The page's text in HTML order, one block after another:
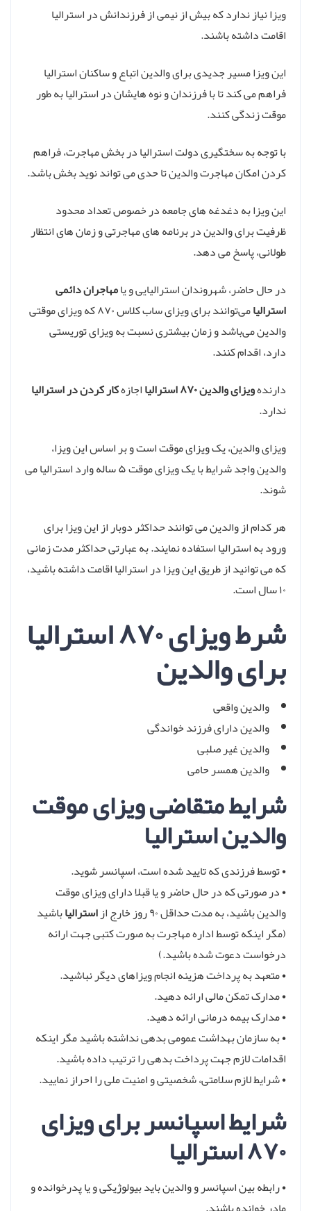
ویزا نیاز ندارد که بیش از نیمی از فرزندانش در استرالیا
اقامت داشته باشند.
این ویزا مسیر جدیدی برای والدین اتباع و ساکنان استرالیا
فراهم می کند تا با فرزندان و نوه هایشان در استرالیا به طور
موقت زندگی کنند.
با توجه به سختگیری دولت استرالیا در بخش مهاجرت، فراهم
کردن امکان مهاجرت والدین تا حدی می تواند نوید بخش باشد.
این ویزا به دغدغه های جامعه در خصوص تعداد محدود
ظرفیت برای والدین در برنامه های مهاجرتی و زمان های انتظار
طولانی، پاسخ می دهد.
در حال حاضر، شهروندان استرالیایی و یامهاجران دائمی
استرالیا
می‌توانند برای ویزای ساب کلاس ۸۷۰ که ویزای موقتی
والدین می‌باشد و زمان بیشتری نسبت به ویزای توریستی
دارد، اقدام کنند.
دارندهویزای والدین ۸۷۰ استرالیا اجازهکار کردن در استرالیا
ندارد.
ویزای والدین، یک ویزای موقت است و بر اساس این ویزا،
والدین واجد شرایط با یک ویزای موقت ۵ ساله وارد استرالیا می
شوند.
هر کدام از والدین می توانند حداکثر دوبار از این ویزا برای
ورود به استرالیا استفاده نمایند. به عبارتی حداکثر مدت زمانی
که می توانید از طریق این ویزا در استرالیا اقامت داشته باشید،
۱۰ سال است.
شرط ویزای ۸۷۰ استرالیا
برای والدین
والدین واقعی
والدین دارای فرزند خواندگی
والدین غیر صلبی
والدین همسر حامی
شرایط متقاضی ویزای موقت
والدین استرالیا
• توسط فرزندی که تایید شده است، اسپانسر شوید.
• در صورتی که در حال حاضر و یا قبلا دارای ویزای موقت
والدین باشید، به مدت حداقل ۹۰ روز خارج از
استرالیاباشید
(مگر اینکه توسط اداره مهاجرت به صورت کتبی جهت ارائه
درخواست دعوت شده باشید.)
• متعهد به پرداخت هزینه انجام ویزاهای دیگر نباشید.
• مدارک تمکن مالی ارائه دهید.
• مدارک بیمه درمانی ارائه دهید.
• به سازمان بهداشت عمومی بدهی نداشته باشید مگر اینکه
اقدامات لازم جهت پرداخت بدهی را ترتیب داده باشید.
• شرایط لازم سلامتی، شخصیتی و امنیت ملی را احراز نمایید.
شرایط اسپانسر برای ویزای
۸۷۰ استرالیا
• رابطه بین اسپانسر و والدین باید بیولوژیکی و یا پدرخوانده و